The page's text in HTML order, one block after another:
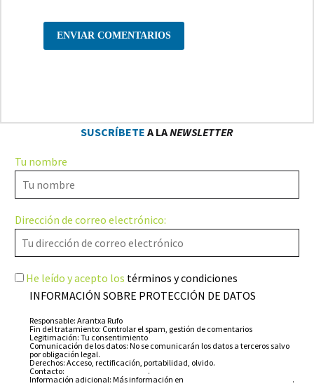
ENVIAR COMENTARIOS
SUSCRÍBETE A LANEWSLETTER
Tu nombre
Dirección de correo electrónico:
He leído y acepto los términos y condiciones
INFORMACIÓN SOBRE PROTECCIÓN DE DATOS
Responsable: Arantxa Rufo
Fin del tratamiento: Controlar el spam, gestión de comentarios
Legitimación: Tu consentimiento
Comunicación de los datos: No se comunicarán los datos a terceros salvo
por obligación legal.
Derechos: Acceso, rectificación, portabilidad, olvido.
Contacto:
.
Información adicional: Más información en
.